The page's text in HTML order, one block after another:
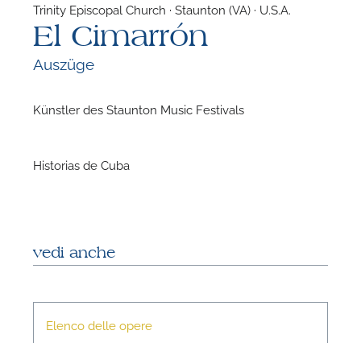
Trinity Episcopal Church · Staunton (VA) · U.S.A.
El Cimarrón
Auszüge
Künstler des Staunton Music Festivals
Historias de Cuba
vedi anche
Elenco delle opere